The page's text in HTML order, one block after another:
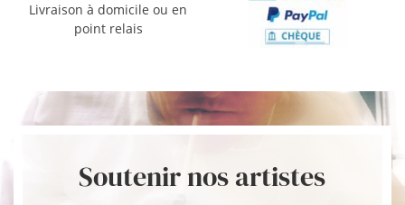
Livraison à domicile ou en
point relais
Soutenir nos artistes